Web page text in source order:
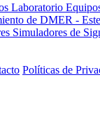
Laboratorio
de DMER -
Simuladores de
Políticas de